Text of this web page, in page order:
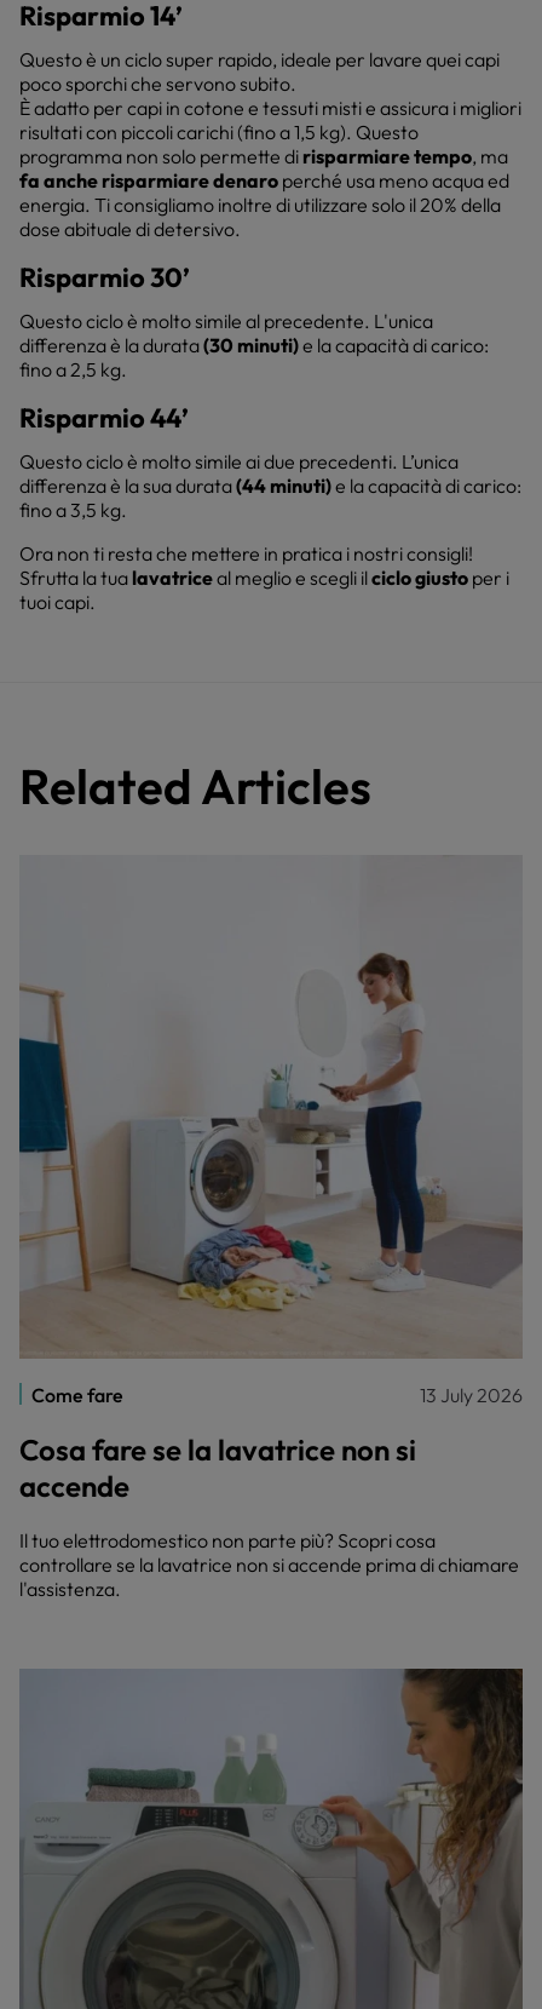
Risparmio 14’
Questo è un ciclo super rapido, ideale per lavare quei capi
poco sporchi che servono subito.
È adatto per capi in cotone e tessuti misti e assicura i migliori
risultati con piccoli carichi (fino a 1,5 kg). Questo
programma non solo permette di risparmiare tempo, ma
fa anche risparmiare denaro perché usa meno acqua ed
energia. Ti consigliamo inoltre di utilizzare solo il 20% della
dose abituale di detersivo.
Risparmio 30’
Questo ciclo è molto simile al precedente. L'unica
differenza è la durata(30 minuti)e la capacità di carico:
fino a 2,5 kg.
Risparmio 44’
Questo ciclo è molto simile ai due precedenti. L’unica
differenza è la sua durata(44 minuti)e la capacità di carico:
fino a 3,5 kg.
Ora non ti resta che mettere in pratica i nostri consigli!
Sfrutta la tua lavatriceal meglio e scegli ilciclo giusto per i
tuoi capi.
Related Articles
Come fare 13 July 2026
Cosa fare se la lavatrice non si
accende
Il tuo elettrodomestico non parte più? Scopri cosa
controllare se la lavatrice non si accende prima di chiamare
l'assistenza.